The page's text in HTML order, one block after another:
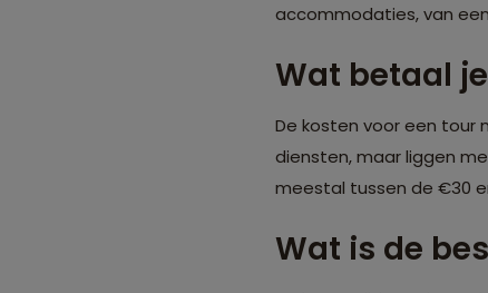
accommodaties, van
Wat betaal
De kosten voor een tour
diensten, maar liggen
meestal tussen de €30
Wat is de